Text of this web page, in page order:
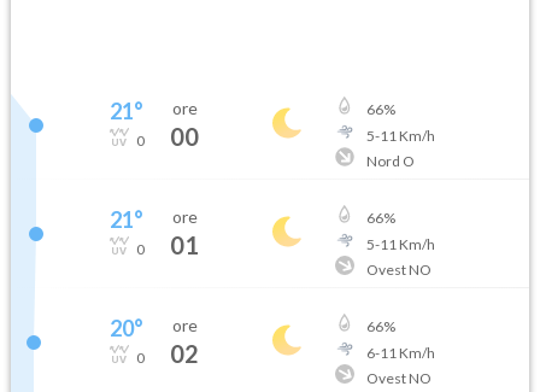
21°
0
ore
00
66%
5-11 Km/h
Nord O
21°
0
ore
01
66%
5-11 Km/h
Ovest NO
20°
0
ore
02
66%
6-11 Km/h
Ovest NO